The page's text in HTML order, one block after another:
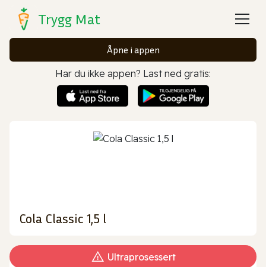
Trygg Mat
Åpne i appen
Har du ikke appen? Last ned gratis:
Cola Classic 1,5 l
Ultraprosessert